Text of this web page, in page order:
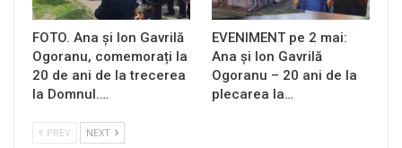
FOTO. Ana și Ion Gavrilă
Ogoranu, comemorați la
20 de ani de la trecerea
la Domnul.…
EVENIMENT pe 2 mai:
Ana și Ion Gavrilă
Ogoranu – 20 ani de la
plecarea la…
PREV NEXT